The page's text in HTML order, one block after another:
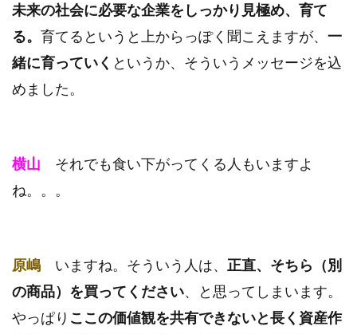
未来の社会に必要な企業をしっかり見極め、育て
る。 育てるというと上からっぽく聞こえますが、 一
緒に育っていく というか、そういうメッセージを込
めました。
横山 それでも食い下がってくる人もいますよ
ね。。。
原嶋 いますね。そういう人は、 正直、そちら（別
の商品）を買ってください、と思ってしまいます。
やっぱり ここの価値観を共有できないと長く資産作